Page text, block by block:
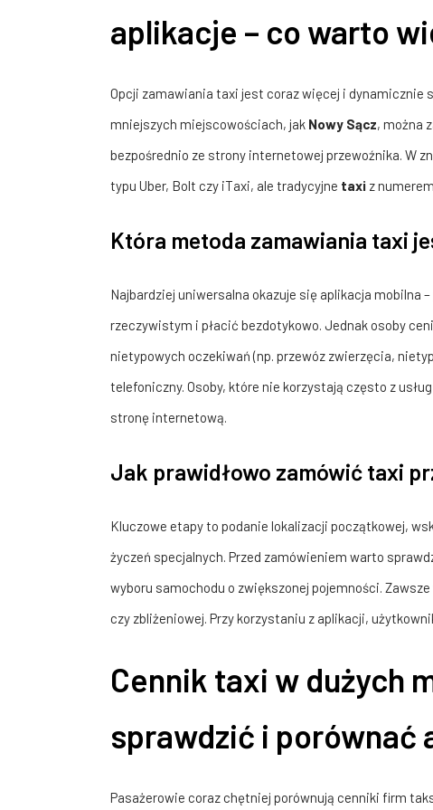
aplikacje – co warto
Opcji zamawiania taxi jest coraz więcej i dynamicznie
mniejszych miejscowościach, jak Nowy Sącz, można
bezpośrednio ze strony internetowej przewoźnika. W
typu Uber, Bolt czy iTaxi, ale tradycyjne taxi z
Która metoda zamawiania taxi
Najbardziej uniwersalna okazuje się aplikacja mobilna
rzeczywistym i płacić bezdotykowo. Jednak osoby
nietypowych oczekiwań (np. przewóz zwierzęcia,
telefoniczny. Osoby, które nie korzystają często z
stronę internetową.
Jak prawidłowo zamówić taxi
Kluczowe etapy to podanie lokalizacji początkowej,
życzeń specjalnych. Przed zamówieniem warto
wyboru samochodu o zwiększonej pojemności.
czy zbliżeniowej. Przy korzystaniu z aplikacji,
Cennik taxi w dużych
sprawdzić i porównać
Pasażerowie coraz chętniej porównują cenniki firm